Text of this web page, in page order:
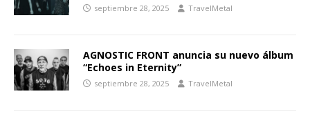
septiembre 28, 2025 TravelMetal
AGNOSTIC FRONT anuncia su nuevo álbum
“Echoes in Eternity”
septiembre 28, 2025 TravelMetal